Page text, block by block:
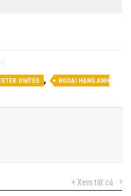
UNITED ,
NGOẠI HẠNG ANH
+ Xem tất cả